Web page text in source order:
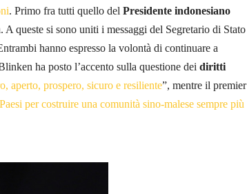
. Primo fra tutti quello del Presidente indonesiano
. A queste si sono uniti i messaggi del Segretario di Stato
hanno espresso la volontà di continuare a
ha posto l’accento sulla questione dei diritti
aperto, prospero, sicuro e resiliente”, mentre il premier
per costruire una comunità sino-malese sempre più